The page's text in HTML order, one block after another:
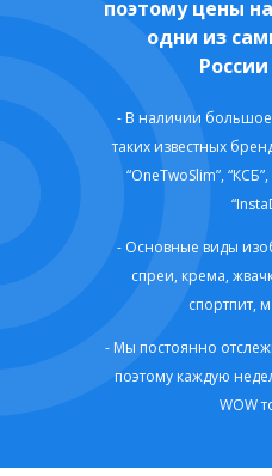
поэтому цены
одни из
В наличии большое
таких известных
“OneTwoSlim”,
Основные виды
спреи, крема,
спортпит,
Мы постоянно
поэтому каждую
WOW